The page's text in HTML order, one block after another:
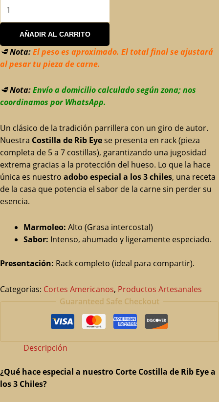
AÑADIR AL CARRITO
🥩Nota:El peso es aproximado. El total final se ajustará
al pesar tu pieza de carne.
🥩Nota:Envío a domicilio calculado según zona; nos
coordinamos por WhatsApp.
Un clásico de la tradición parrillera con un giro de autor.
Nuestra Costilla de Rib Eyese presenta en rack (pieza
completa de 5 a 7 costillas), garantizando una jugosidad
extrema gracias a la protección del hueso. Lo que la hace
única es nuestro adobo especial a los 3 chiles, una receta
de la casa que potencia el sabor de la carne sin perder su
esencia.
Marmoleo: Alto (Grasa intercostal)
Sabor: Intenso, ahumado y ligeramente especiado.
Presentación: Rack completo (ideal para compartir).
Categorías: Cortes Americanos, Productos Artesanales
Guaranteed Safe Checkout
Descripción
¿Qué hace especial a nuestro Corte Costilla de Rib Eye a
los 3 Chiles?